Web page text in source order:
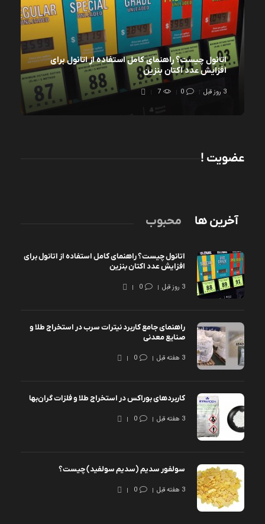
اتانول چیست؟ راهنمای کامل استفاده از اتانول برای
افزایش عدد اکتان بنزین
3 روز قبل 0
7
عضویت !
آخرین ها محبوب
اتانول چیست؟ راهنمای کامل استفاده از اتانول برای
افزایش عدد اکتان بنزین
3 روز قبل 0
راهنمای جامع کاربرد نیترات سرب در استخراج طلا و
صنایع معدنی
3 هفته قبل 0
کاربردهای بوراکس در استخراج طلا و فلزات گران‌بها
3 هفته قبل 0
سولفور سدیم (سدیم سولفید) چیست؟
3 هفته قبل 0